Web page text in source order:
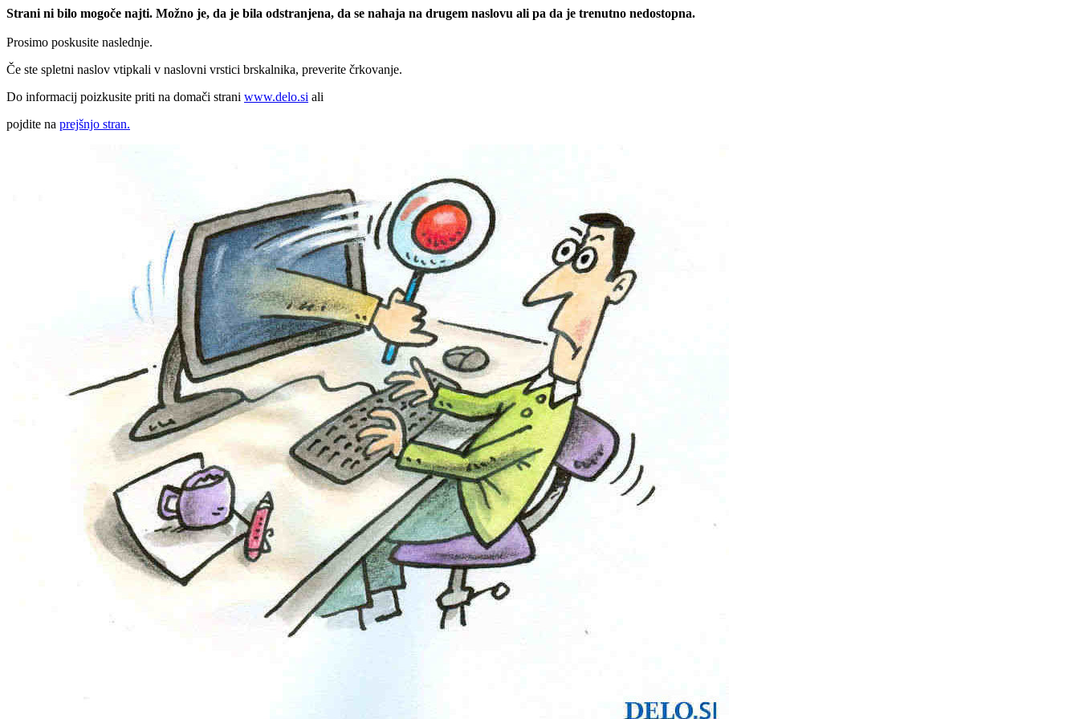
Strani ni bilo mogoče najti. Možno je, da je bila odstranjena, da se nahaja na drugem naslovu ali pa da je trenutno nedostopna.
Prosimo poskusite naslednje.
Če ste spletni naslov vtipkali v naslovni vrstici brskalnika, preverite črkovanje.
Do informacij poizkusite priti na domači strani www.delo.si ali
pojdite na prejšnjo stran.